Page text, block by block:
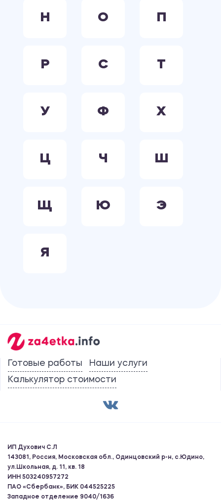
Н О П
Р С Т
У Ф Х
Ц Ч Ш
Щ Ю Э
Я
Готовые работы
Наши услуги
Калькулятор стоимости
ИП Духович С.Л
143081, Россия, Московская обл., Одинцовский р-н, с.Юдино,
ул.Школьная, д. 11, кв. 18
ИНН 503240957272
ПАО «Сбербанк», БИК 044525225
Западное отделение 9040/1636